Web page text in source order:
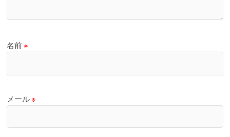
名前※
メール※